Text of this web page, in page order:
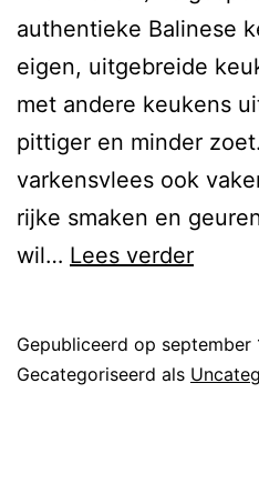
authentieke Balinese
eigen, uitgebreide
met andere keukens
pittiger en minder
varkensvlees ook
rijke smaken en
wil… Lees verder
Gepubliceerd op september
Gecategoriseerd als